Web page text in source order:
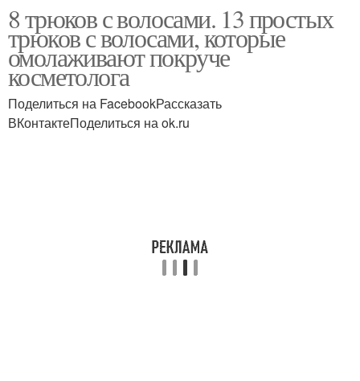
8 трюков с волосами. 13 простых
трюков с волосами, которые
омолаживают покруче
косметолога
Поделиться на FacebookРассказать
ВКонтактеПоделиться на ok.ru